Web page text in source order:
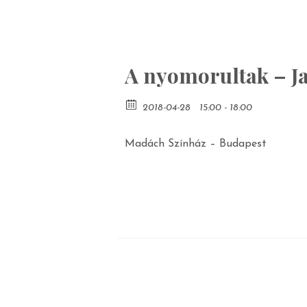
A nyomorultak –
2018-04-28 15:00 - 18:00
Madách Színház – Budapest